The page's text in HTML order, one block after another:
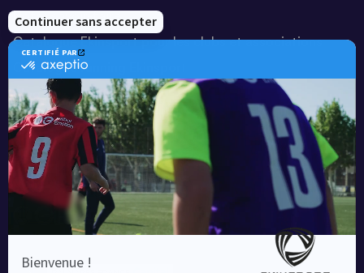
Notre savoir-faire
Catalogue Ekinsport pour les clubs et associations
Catalogue running Ekinsport
Blog
Une société de :